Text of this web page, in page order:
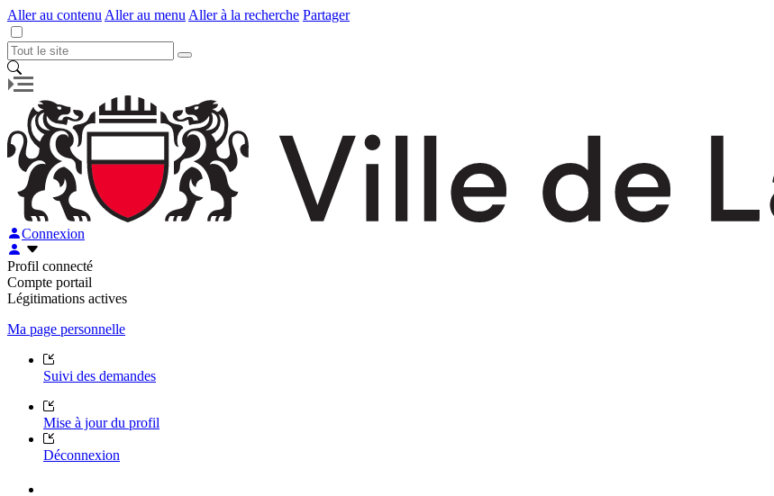
Aller au contenu Aller au menu Aller à la recherche Partager
Connexion
Profil connecté
Compte portail
Légitimations actives
Ma page personnelle
Suivi des demandes
Mise à jour du profil
Déconnexion